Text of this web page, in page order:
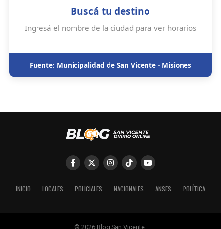
Buscá tu destino
Ingresá el nombre de la ciudad para ver horarios
Fuente: Municipalidad de San Vicente - Misiones
INICIO LOCALES POLICIALES NACIONALES ANSES POLÍTICA
© 2026 Blog San Vicente.